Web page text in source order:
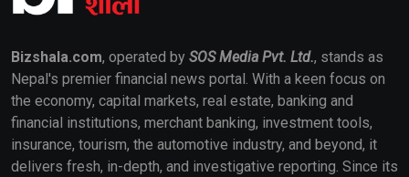
Bizshala.com, operated by SOS Media Pvt. Ltd., stands as
Nepal's premier financial news portal. With a keen focus on
the economy, capital markets, real estate, banking and
financial institutions, merchant banking, investment tools,
insurance, tourism, the automotive industry, and beyond, it
delivers fresh, in-depth, and investigative reporting. Since its